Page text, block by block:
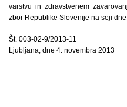
varstvu in zdravstvenem
zbor Republike Slovenije na seji dne
Št. 003-02-9/2013-11
Ljubljana, dne 4. novembra 2013